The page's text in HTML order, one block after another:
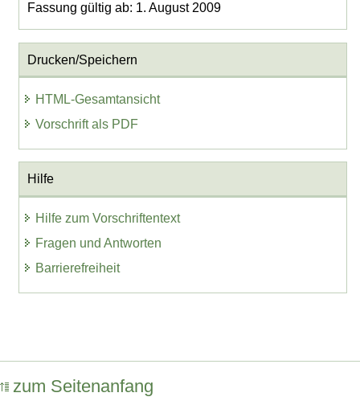
Fassung gültig ab: 1. August 2009
Drucken/Speichern
HTML-Gesamtansicht
Vorschrift als PDF
Hilfe
Hilfe zum Vorschriftentext
Fragen und Antworten
Barrierefreiheit
zum Seitenanfang